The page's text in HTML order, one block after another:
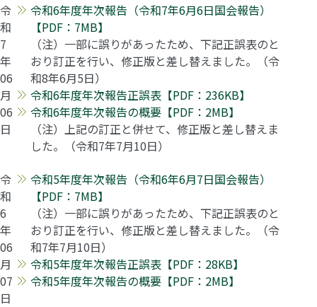
令
和
7
年
06
月
06
日
令和6年度年次報告（令和7年6月6日国会報告）
【PDF：7MB】
（注）一部に誤りがあったため、下記正誤表のと
おり訂正を行い、修正版と差し替えました。（令
和8年6月5日）
令和6年度年次報告正誤表【PDF：236KB】
令和6年度年次報告の概要【PDF：2MB】
（注）上記の訂正と併せて、修正版と差し替えま
した。（令和7年7月10日）
令
和
6
年
06
月
07
日
令和5年度年次報告（令和6年6月7日国会報告）
【PDF：7MB】
（注）一部に誤りがあったため、下記正誤表のと
おり訂正を行い、修正版と差し替えました。（令
和7年7月10日）
令和5年度年次報告正誤表【PDF：28KB】
令和5年度年次報告の概要【PDF：2MB】